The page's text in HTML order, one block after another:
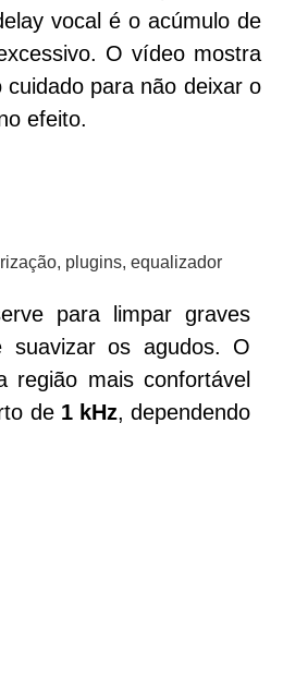
vocal é o acúmulo de
O vídeo mostra
para não deixar o
efeito.
para limpar graves
suavizar os agudos. O
região mais confortável
de 1 kHz, dependendo